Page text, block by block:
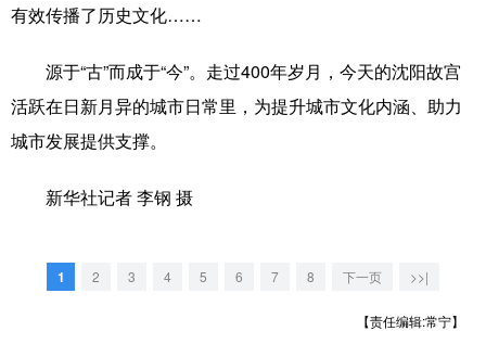
四川 贵州
陕西 甘肃 青海 宁夏
新疆 内蒙古 黑龙江
多语种频道
有效传播了历史文化……
源于“古”而成于“今”。走过400年岁月，今天的沈阳故宫
活跃在日新月异的城市日常里，为提升城市文化内涵、助力
城市发展提供支撑。
新华社记者 李钢 摄
1 2 3 4 5 6 7 8 下一页 >>|
【责任编辑:常宁】